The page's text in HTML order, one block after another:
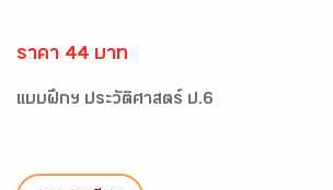
ราคา 44 บาท
แบบฝึกฯ ประวัติศาสตร์ ป.6